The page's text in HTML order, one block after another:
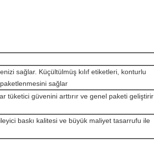
sağlar. Küçültülmüş kılıf etiketleri, konturlu
sağlar
tüketici güvenini arttırır ve genel paketi geliştirir
baskı kalitesi ve büyük maliyet tasarrufu ile